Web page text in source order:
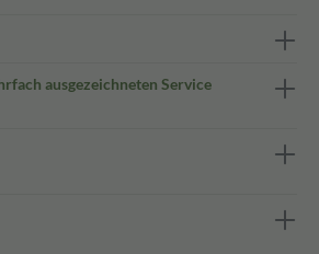
ausgezeichneten Service